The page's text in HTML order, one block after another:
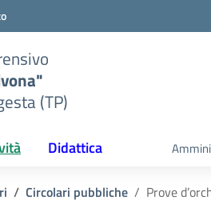
(TP)
Didattica
Circolari pubbliche Prove